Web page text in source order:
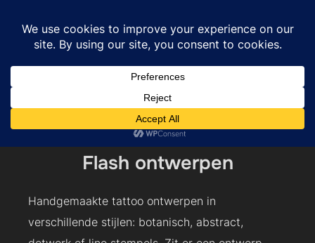
Flash ontwerpen
Handgemaakte tattoo ontwerpen in
verschillende stijlen: botanisch, abstract,